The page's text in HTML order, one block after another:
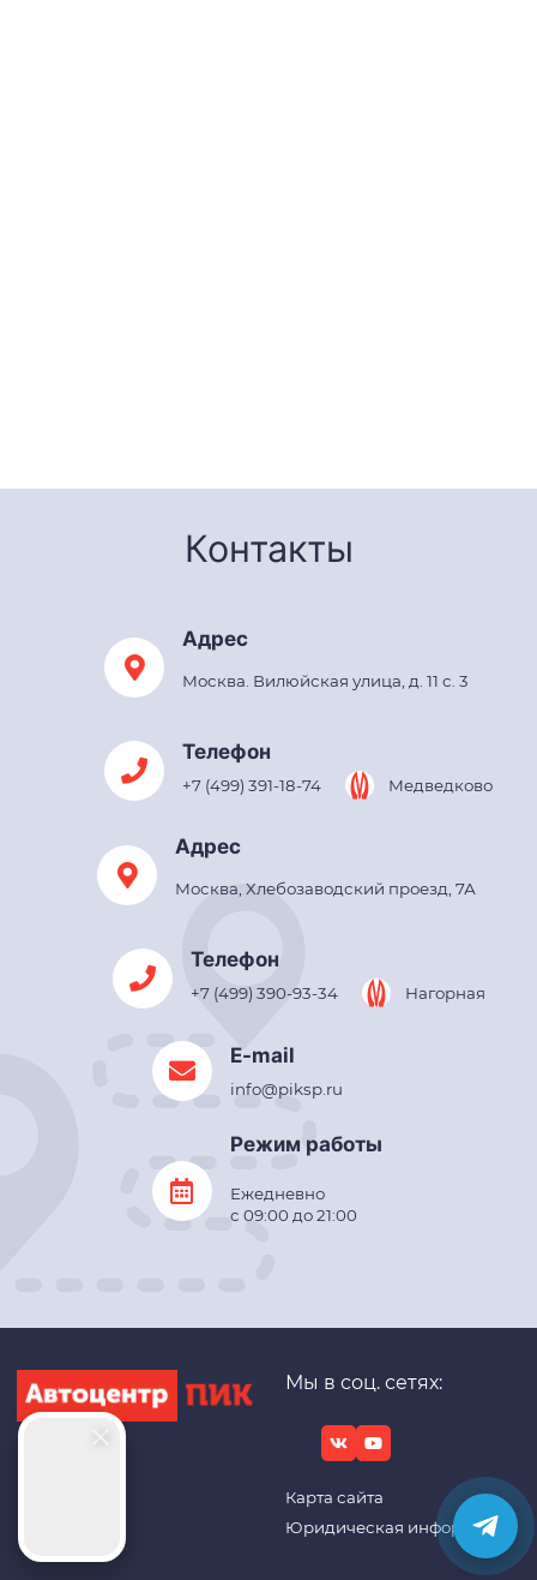
Контакты
Адрес
Москва. Вилюйская улица, д. 11 с. 3
Телефон
+7 (499) 391-18-74 Медведково
Адрес
Москва, Хлебозаводский проезд, 7А
Телефон
+7 (499) 390-93-34 Нагорная
E-mail
info@piksp.ru
Режим работы
Ежедневно
с 09:00 до 21:00
Мы в соц. сетях:
Карта сайта
Юридическая информация